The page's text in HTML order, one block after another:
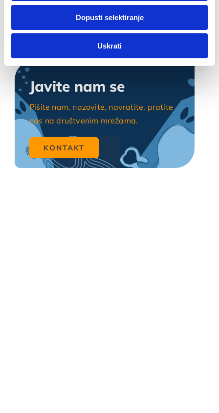
dok ste upotrebljavali njihove usluge.
Marketinški
Dopusti selektiranje
Uskrati
Javite nam se
Pišite nam, nazovite, navratite, pratite
nas na društvenim mrežama.
KONTAKT